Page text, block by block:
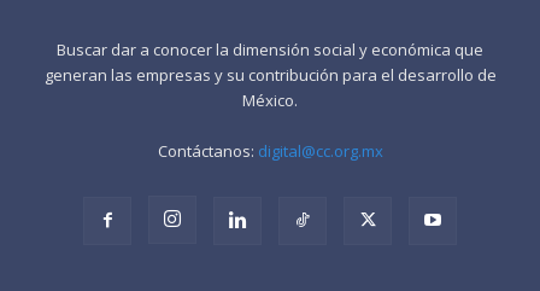
Buscar dar a conocer la dimensión social y económica que
generan las empresas y su contribución para el desarrollo de
México.
Contáctanos: digital@cc.org.mx